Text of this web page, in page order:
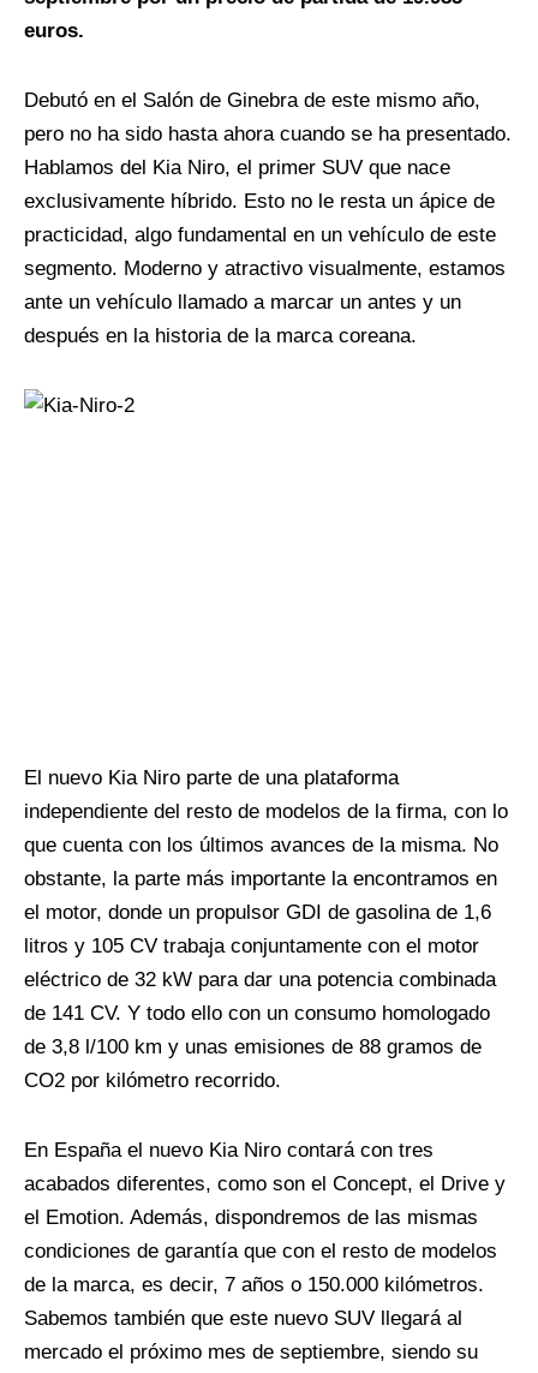
euros.
Debutó en el Salón de Ginebra de este mismo año,
pero no ha sido hasta ahora cuando se ha presentado.
Hablamos del Kia Niro, el primer SUV que nace
exclusivamente híbrido. Esto no le resta un ápice de
practicidad, algo fundamental en un vehículo de este
segmento. Moderno y atractivo visualmente, estamos
ante un vehículo llamado a marcar un antes y un
después en la historia de la marca coreana.
El nuevo Kia Niro parte de una plataforma
independiente del resto de modelos de la firma, con lo
que cuenta con los últimos avances de la misma. No
obstante, la parte más importante la encontramos en
el motor, donde un propulsor GDI de gasolina de 1,6
litros y 105 CV trabaja conjuntamente con el motor
eléctrico de 32 kW para dar una potencia combinada
de 141 CV. Y todo ello con un consumo homologado
de 3,8 l/100 km y unas emisiones de 88 gramos de
CO2 por kilómetro recorrido.
En España el nuevo Kia Niro contará con tres
acabados diferentes, como son el Concept, el Drive y
el Emotion. Además, dispondremos de las mismas
condiciones de garantía que con el resto de modelos
de la marca, es decir, 7 años o 150.000 kilómetros.
Sabemos también que este nuevo SUV llegará al
mercado el próximo mes de septiembre, siendo su